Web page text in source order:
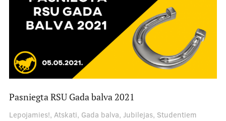
Studentu zinātniskie pulciņi
Ievads pētniecībā
Sadarbības slimnīcas
Pasniegta RSU Gada balva 2021
Lepojamies!, Atskati, Gada balva, Jubilejas, Studentiem